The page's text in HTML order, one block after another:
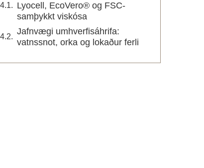
Lyocell, EcoVero® og FSC-
samþykkt viskósa
Jafnvægi umhverfisáhrifa:
vatnssnot, orka og lokaður ferli